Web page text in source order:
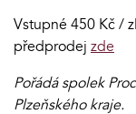
Vstupné 450 Kč /
předprodej zde
Pořádá spolek
Plzeňského kraje.